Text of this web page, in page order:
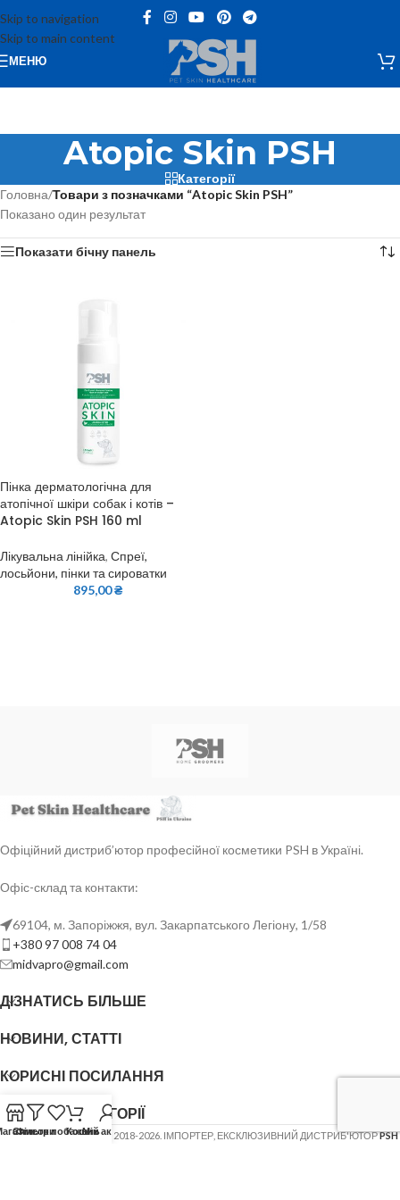
Skip to navigation
Skip to main content
МЕНЮ
Atopic Skin PSH
Категорії
Головна/Товари з позначками “Atopic Skin PSH”
Показано один результат
Показати бічну панель
Пінка дерматологічна для
атопічної шкіри собак і котів –
Atopic Skin PSH 160 ml
Лікувальна лінійка, Спреї,
лосьйони, пінки та сироватки
895,00₴
Офіційний дистриб’ютор професійної косметики PSH в Україні.
Офіс-склад та контакти:
69104, м. Запоріжжя, вул. Закарпатського Легіону, 1/58
+380 97 008 74 04
midvapro@gmail.com
ДІЗНАТИСЬ БІЛЬШЕ
НОВИНИ, СТАТТІ
КОРИСНІ ПОСИЛАННЯ
ОСНОВНІ КАТЕГОРІЇ
ФОП ШОВГЕНЮК Ю.В. 2018-2026. ІМПОРТЕР, ЕКСКЛЮЗИВНИЙ ДИСТРИБ'ЮТОРPSH
Фільтри
Список побажань
КошикМій акаунт